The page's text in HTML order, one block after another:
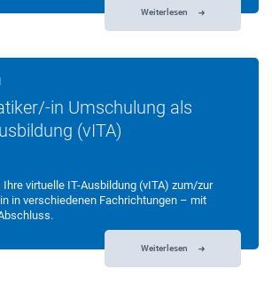
Weiterlesen
in Umschulung als
(vITA)
virtuelle IT-Ausbildung (vITA) zum/zur
in verschiedenen Fachrichtungen – mit
Weiterlesen